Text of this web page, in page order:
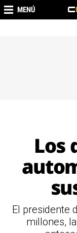
MENÚ
Los
El presidente
millones,